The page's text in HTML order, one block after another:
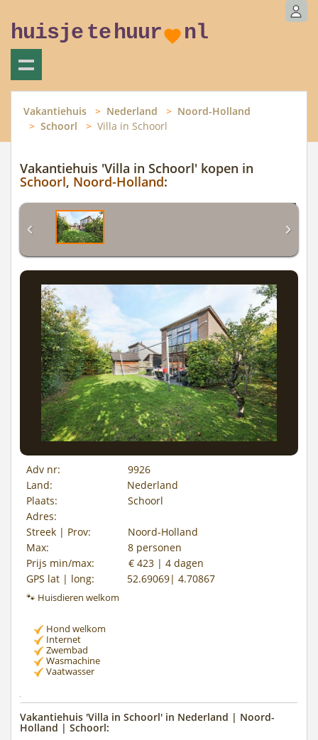
huisje tehuur nl
Vakantiehuis Nederland
Noord-Holland
Schoorl
Villa in Schoorl
Vakantiehuis 'Villa in Schoorl' kopen in
Schoorl, Noord-Holland:
Adv nr:
9926
Land:
Nederland
Plaats:
Schoorl
Adres:
Streek | Prov:
Noord-Holland
Max:
8 personen
Prijs min/max:
€ 423 | 4 dagen
GPS lat | long:
52.69069| 4.70867
🐾 Huisdieren welkom
Hond welkom
Internet
Zwembad
Wasmachine
Vaatwasser
Vakantiehuis 'Villa in Schoorl' in Nederland | Noord-
Holland | Schoorl: